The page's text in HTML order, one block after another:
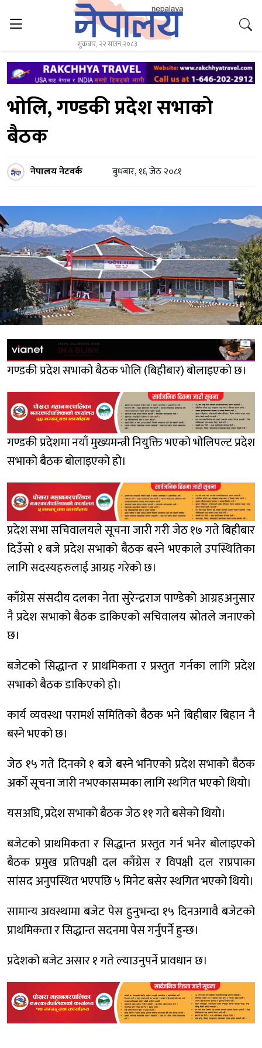
शुक्रबार, २२ साउन २०८३
भोलि, गण्डकी प्रदेश सभाको
बैठक
नेपालय नेटवर्क बुधबार, १६ जेठ २०८१
गण्डकी प्रदेश सभाको बैठक भोलि (बिहीबार) बोलाइएको छ।
गण्डकी प्रदेशमा नयाँ मुख्यमन्त्री नियुक्ति भएको भोलिपल्ट प्रदेश
सभाको बैठक बोलाइएको हो।
प्रदेश सभा सचिवालयले सूचना जारी गरी जेठ १७ गते बिहीबार
दिउँसो १ बजे प्रदेश सभाको बैठक बस्ने भएकाले उपस्थितिका
लागि सदस्यहरुलाई आग्रह गरेको छ।
काँग्रेस संसदीय दलका नेता सुरेन्द्रराज पाण्डेको आग्रहअनुसार
नै प्रदेश सभाको बैठक डाकिएको सचिवालय स्रोतले जनाएको
छ।
बजेटको सिद्धान्त र प्राथमिकता र प्रस्तुत गर्नका लागि प्रदेश
सभाको बैठक डाकिएको हो।
कार्य व्यवस्था परामर्श समितिको बैठक भने बिहीबार बिहान नै
बस्ने भएको छ।
जेठ १५ गते दिनको १ बजे बस्ने भनिएको प्रदेश सभाको बैठक
अर्को सूचना जारी नभएकासम्मका लागि स्थगित भएको थियो।
यसअघि, प्रदेश सभाको बैठक जेठ ११ गते बसेको थियो।
बजेटको प्राथमिकता र सिद्धान्त प्रस्तुत गर्न भनेर बोलाइएको
बैठक प्रमुख प्रतिपक्षी दल काँग्रेस र विपक्षी दल राप्रपाका
सांसद अनुपस्थित भएपछि ५ मिनेट बसेर स्थगित भएको थियो।
सामान्य अवस्थामा बजेट पेस हुनुभन्दा १५ दिनअगावै बजेटको
प्राथमिकता र सिद्धान्त सदनमा पेस गर्नुपर्ने हुन्छ।
प्रदेशको बजेट असार १ गते ल्याउनुपर्ने प्रावधान छ।